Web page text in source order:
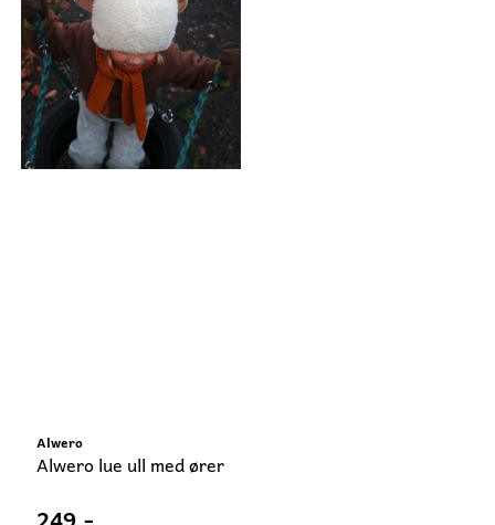
Alwero
Alwero lue ull med ører